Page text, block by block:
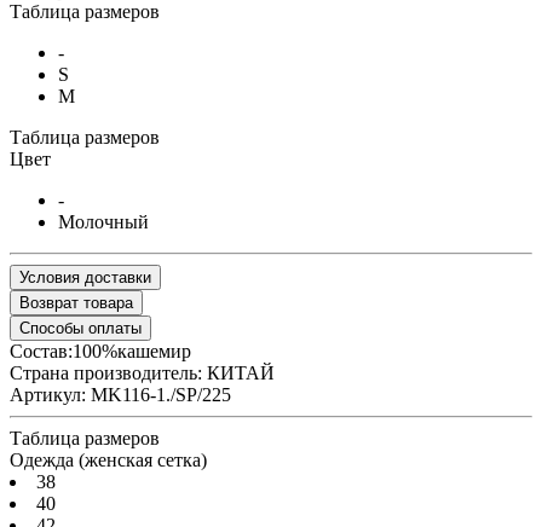
Таблица размеров
-
S
M
Таблица размеров
Цвет
-
Молочный
Условия доставки
Возврат товара
Способы оплаты
Состав:100%кашемир
Страна производитель: КИТАЙ
Артикул: MK116-1./SP/225
Таблица размеров
Одежда (женская сетка)
38
40